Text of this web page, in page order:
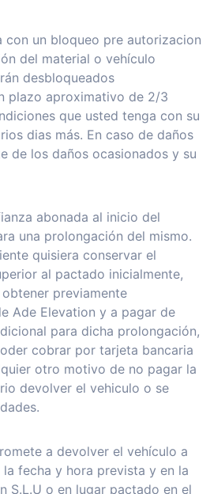
con un bloqueo pre autorizacion
del material o vehículo
desbloqueados
plazo aproximativo de 2/3
que usted tenga con su
dias más. En caso de daños
de los daños ocasionados y su
abonada al inicio del
una prolongación del mismo.
quisiera conservar el
al pactado inicialmente,
previamente
Ade Elevation y a pagar de
para dicha prolongación,
cobrar por tarjeta bancaria
otro motivo de no pagar la
devolver el vehiculo o se
a devolver el vehículo a
la fecha y hora prevista y en la
S.L.U o en lugar pactado en el